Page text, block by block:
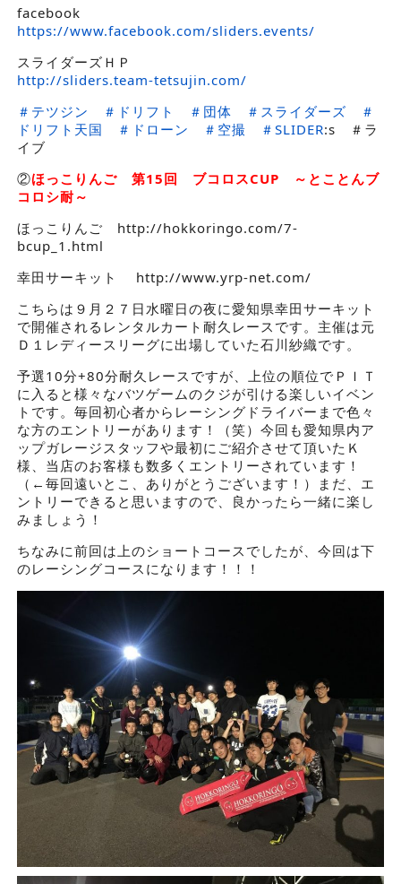
facebook
https://www.facebook.com/sliders.events/
スライダーズＨＰ
http://sliders.team-tetsujin.com/
＃ テツジン ＃ ドリフト ＃ 団体 ＃ スライダーズ
＃
ドリフト天国
＃ ドローン ＃ 空撮 ＃ SLIDER:s ＃ラ
イブ
②ほっこりんご 第15回 ブコロスCUP ～とことんブ
コロシ耐～
ほっこりんご http://hokkoringo.com/7-
bcup_1.html
幸田サーキット http://www.yrp-net.com/
こちらは９月２７日水曜日の夜に愛知県幸田サーキット
で開催されるレンタルカート耐久レースです。主催は元
Ｄ１レディースリーグに出場していた石川紗織です。
予選10分+80分耐久レースですが、上位の順位でＰＩＴ
に入ると様々なバツゲームのクジが引ける楽しいイベン
トです。毎回初心者からレーシングドライバーまで色々
な方のエントリーがあります！（笑）今回も愛知県内ア
ップガレージスタッフや最初にご紹介させて頂いたＫ
様、当店のお客様も数多くエントリーされています！
（←毎回遠いとこ、ありがとうございます！）まだ、エ
ントリーできると思いますので、良かったら一緒に楽し
みましょう！
ちなみに前回は上のショートコースでしたが、今回は下
のレーシングコースになります！！！